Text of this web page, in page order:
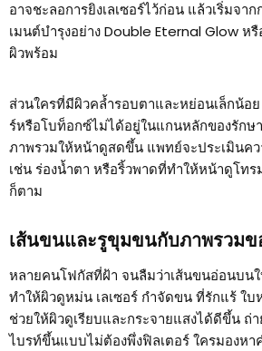
อาจชะลอการยิงเลเซอร์ไว้ก่อน แล้วเริ่มจา
เมนต์บำรุงอย่าง Double Eternal Glow ห
ผิวพร้อม
ส่วนใครที่มีผิวคล้ำรอบตาและหย่อนเล็กน้อ
ร์หรือโบท็อกซ์ไม่ได้อยู่ในแกนหลักของรักษ
ภาพรวมให้หน้าดูสดขึ้น แพทย์จะประเมินคว
เช่น ร่องน้ำตา หรือริ้วพาดที่ทำให้หน้าดูโทร
ก็ตาม
เส้นขนและรูขุมขนกับภาพรวมข
หลายคนโฟกัสที่ฝ้า จนลืมว่าเส้นขนอ่อนบน
ทำให้ผิวดูหม่น เลเซอร์ กำจัดขน ที่รักแร้ ใบ
ช่วยให้ผิวดูเรียบและกระจายแสงได้ดีขึ้น
ไบรท์ขึ้นแบบไม่ต้องพึ่งฟิลเตอร์ ใครมองหา